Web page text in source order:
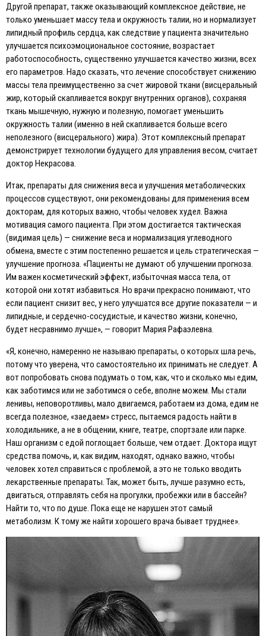
Другой препарат, также оказывающий комплексное действие, не
только уменьшает массу тела и окружность талии, но и нормализует
липидный профиль сердца, как следствие у пациента значительно
улучшается психоэмоциональное состояние, возрастает
работоспособность, существенно улучшается качество жизни, всех
его параметров. Надо сказать, что лечение способствует снижению
массы тела преимущественно за счет жировой ткани (висцеральный
жир, который скапливается вокруг внутренних органов), сохраняя
ткань мышечную, нужную и полезную, помогает уменьшить
окружность талии (именно в ней скапливается больше всего
неполезного (висцерального) жира). Этот комплексный препарат
демонстрирует технологии будущего для управления весом, считает
доктор Некрасова.
Итак, препараты для снижения веса и улучшения метаболических
процессов существуют, они рекомендованы для применения всем
докторам, для которых важно, чтобы человек худел. Важна
мотивация самого пациента. При этом достигается тактическая
(видимая цель) — снижение веса и нормализация углеводного
обмена, вместе с этим постепенно решается и цель стратегическая —
улучшение прогноза. «Пациенты не думают об улучшении прогноза.
Им важен косметический эффект, избыточная масса тела, от
которой они хотят избавиться. Но врачи прекрасно понимают, что
если пациент снизит вес, у него улучшатся все другие показатели — и
липидные, и сердечно-сосудистые, и качество жизни, конечно,
будет несравнимо лучше», — говорит Мария Рафаэлевна.
«Я, конечно, намеренно не называю препараты, о которых шла речь,
потому что уверена, что самостоятельно их принимать не следует. А
вот попробовать снова подумать о том, как, что и сколько мы едим,
как заботимся или не заботимся о себе, вполне можем. Мы стали
ленивы, неповоротливы, мало двигаемся, работаем из дома, едим не
всегда полезное, «заедаем» стресс, пытаемся радость найти в
холодильнике, а не в общении, книге, театре, спортзале или парке.
Наш организм с едой поглощает больше, чем отдает. Доктора ищут
средства помочь, и, как видим, находят, однако важно, чтобы
человек хотел справиться с проблемой, а это не только вводить
лекарственные препараты. Так, может быть, лучше разумно есть,
двигаться, отправлять себя на прогулки, пробежки или в бассейн?
Найти то, что по душе. Пока еще не нарушен этот самый
метаболизм. К тому же найти хорошего врача бывает труднее».